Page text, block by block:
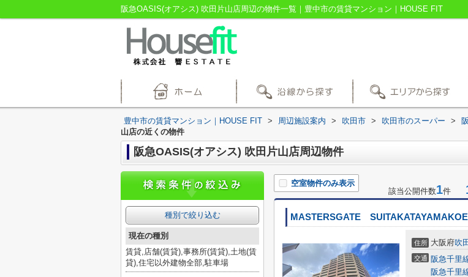
阪急OASIS(オアシス) 吹田片山店周辺の物件一覧｜豊中市の賃貸マンション｜HOUSE FIT
豊中市の賃貸マンション｜HOUSE FIT > 周辺施設案内 > 吹田市 > 吹田市のスーパー >
山店の近くの物件
阪急OASIS(オアシス) 吹田片山店周辺物件
空室物件のみ表示
該当公開件数1件
MASTERSGATE
住所 大阪府吹
交通 阪急千里
阪急千里
種別で絞り込む
現在の種別
賃貸,店舗(賃貸),事務所(賃貸),土地(賃
貸),住宅以外建物全部,駐車場